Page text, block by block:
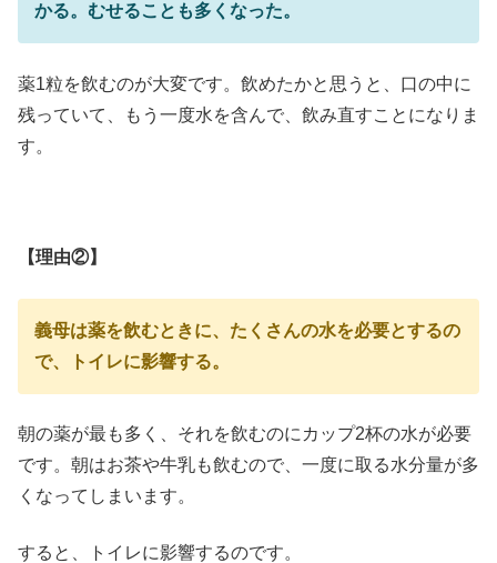
かる。むせることも多くなった。
薬1粒を飲むのが大変です。飲めたかと思うと、口の中に
残っていて、もう一度水を含んで、飲み直すことになりま
す。
【理由②】
義母は薬を飲むときに、たくさんの水を必要とするの
で、トイレに影響する。
朝の薬が最も多く、それを飲むのにカップ2杯の水が必要
です。朝はお茶や牛乳も飲むので、一度に取る水分量が多
くなってしまいます。
すると、トイレに影響するのです。